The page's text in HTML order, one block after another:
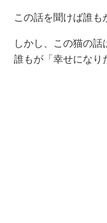
この話を聞けば誰も
しかし、この猫の話
誰もが「幸せになり